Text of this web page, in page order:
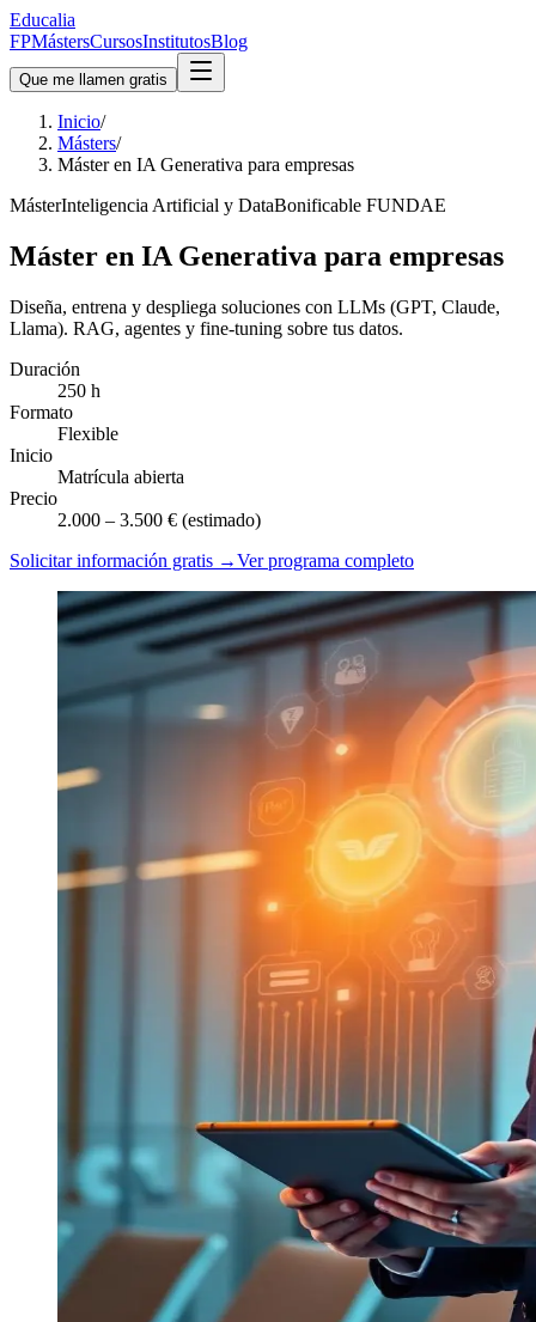
Educalia
FPMástersCursosInstitutosBlog
Que me llamen gratis
Inicio/
Másters/
Máster en IA Generativa para empresas
MásterInteligencia Artificial y DataBonificable FUNDAE
Máster en IA Generativa para empresas
Diseña, entrena y despliega soluciones con LLMs (GPT, Claude,
Llama). RAG, agentes y fine-tuning sobre tus datos.
Duración
250 h
Formato
Flexible
Inicio
Matrícula abierta
Precio
2.000 – 3.500 € (estimado)
Solicitar información gratis →Ver programa completo